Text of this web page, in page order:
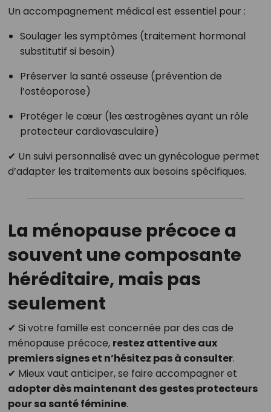
Un accompagnement médical est essentiel pour :
Soulager les symptômes (traitement hormonal
substitutif si besoin)
Préserver la santé osseuse (prévention de
l’ostéoporose)
Protéger le cœur (les œstrogènes ayant un rôle
protecteur cardiovasculaire)
✔ Un suivi personnalisé avec un gynécologue permet
d’adapter les traitements aux besoins spécifiques.
La ménopause précoce a
souvent une composante
héréditaire, mais pas
seulement
✔ Si votre famille est concernée par des cas de
ménopause précoce, restez attentive aux
premiers signes et n’hésitez pas à consulter.
✔ Mieux vaut anticiper, se faire accompagner et
adopter dès maintenant des gestes protecteurs
pour sa santé féminine.